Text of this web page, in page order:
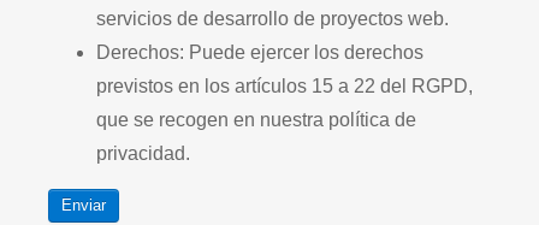
servicios de desarrollo de proyectos web.
Derechos: Puede ejercer los derechos
previstos en los artículos 15 a 22 del RGPD,
que se recogen en nuestra política de
privacidad.
Enviar